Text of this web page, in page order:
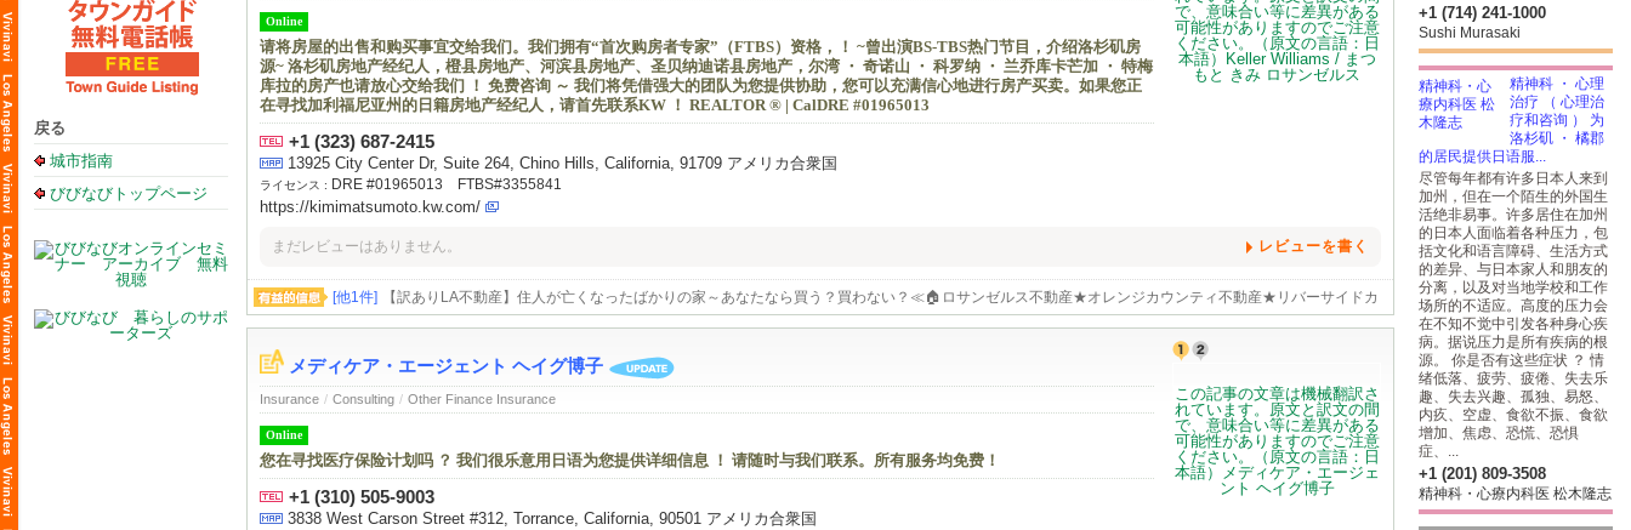
戻る
城市指南
びびなびトップページ
Online
请将房屋的出售和购买事宜交给我们。我们拥有“首次购房者专家”（FTBS）资格，！ ~曾出演BS-TBS热门节目，介绍洛杉矶房
源~ 洛杉矶房地产经纪人，橙县房地产、河滨县房地产、圣贝纳迪诺县房地产，尔湾 ・ 奇诺山 ・ 科罗纳 ・ 兰乔库卡芒加 ・ 特梅
库拉的房产也请放心交给我们 ！ 免费咨询 ～ 我们将凭借强大的团队为您提供协助，您可以充满信心地进行房产买卖。如果您正
在寻找加利福尼亚州的日籍房地产经纪人，请首先联系KW ！ REALTOR ® | CalDRE #01965013
+1 (323) 687-2415
13925 City Center Dr, Suite 264, Chino Hills, California, 91709 アメリカ合衆国
ライセンス : DRE #01965013 FTBS#3355841
https://kimimatsumoto.kw.com/
まだレビューはありません。 レビューを書く
[他1件]
【訳ありLA不動産】住人が亡くなったばかりの家～あなたなら買う？買わない？≪🏠ロサンゼルス不動産★オレンジカウンティ不動産★リバーサイドカ
ウンティ不動産★サンバナディーノカウンティ不動産≫
メディケア・エージェント ヘイグ博子
Insurance / Consulting / Other Finance Insurance
Online
您在寻找医疗保险计划吗 ？ 我们很乐意用日语为您提供详细信息 ！ 请随时与我们联系。所有服务均免费！
+1 (310) 505-9003
3838 West Carson Street #312, Torrance, California, 90501 アメリカ合衆国
+1 (714) 241-1000
Sushi Murasaki
精神科 ・ 心理
治疗 （ 心理治
疗和咨询 ） 为
洛杉矶 ・ 橘郡
的居民提供日语服...
尽管每年都有许多日本人来到
加州，但在一个陌生的外国生
活绝非易事。许多居住在加州
的日本人面临着各种压力，包
括文化和语言障碍、生活方式
的差异、与日本家人和朋友的
分离，以及对当地学校和工作
场所的不适应。高度的压力会
在不知不觉中引发各种身心疾
病。据说压力是所有疾病的根
源。 你是否有这些症状 ？ 情
绪低落、疲劳、疲倦、失去乐
趣、失去兴趣、孤独、易怒、
内疚、空虚、食欲不振、食欲
增加、焦虑、恐慌、恐惧
症、...
+1 (201) 809-3508
精神科・心療内科医 松木隆志